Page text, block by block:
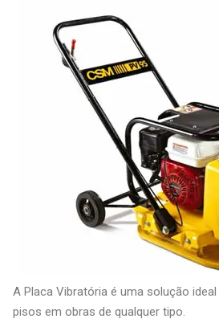
A Placa Vibratória é uma solução ideal
pisos em obras de qualquer tipo